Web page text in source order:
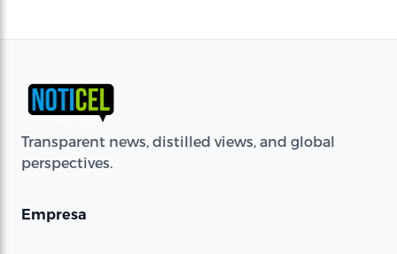
Transparent news, distilled views, and global
perspectives.
Empresa